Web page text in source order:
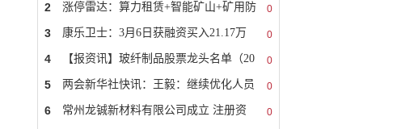
0
2 涨停雷达：算力租赁+智能矿山+矿用防
0
3 康乐卫士：3月6日获融资买入21.17万
0
4 【报资讯】玻纤制品股票龙头名单（20
0
5 两会新华社快讯：王毅：继续优化人员
0
6 常州龙铖新材料有限公司成立 注册资